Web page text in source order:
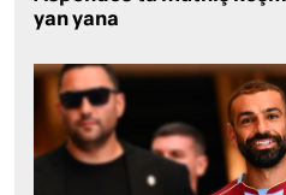
yan yana